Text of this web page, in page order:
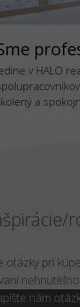
v HALO
a
pri
nám